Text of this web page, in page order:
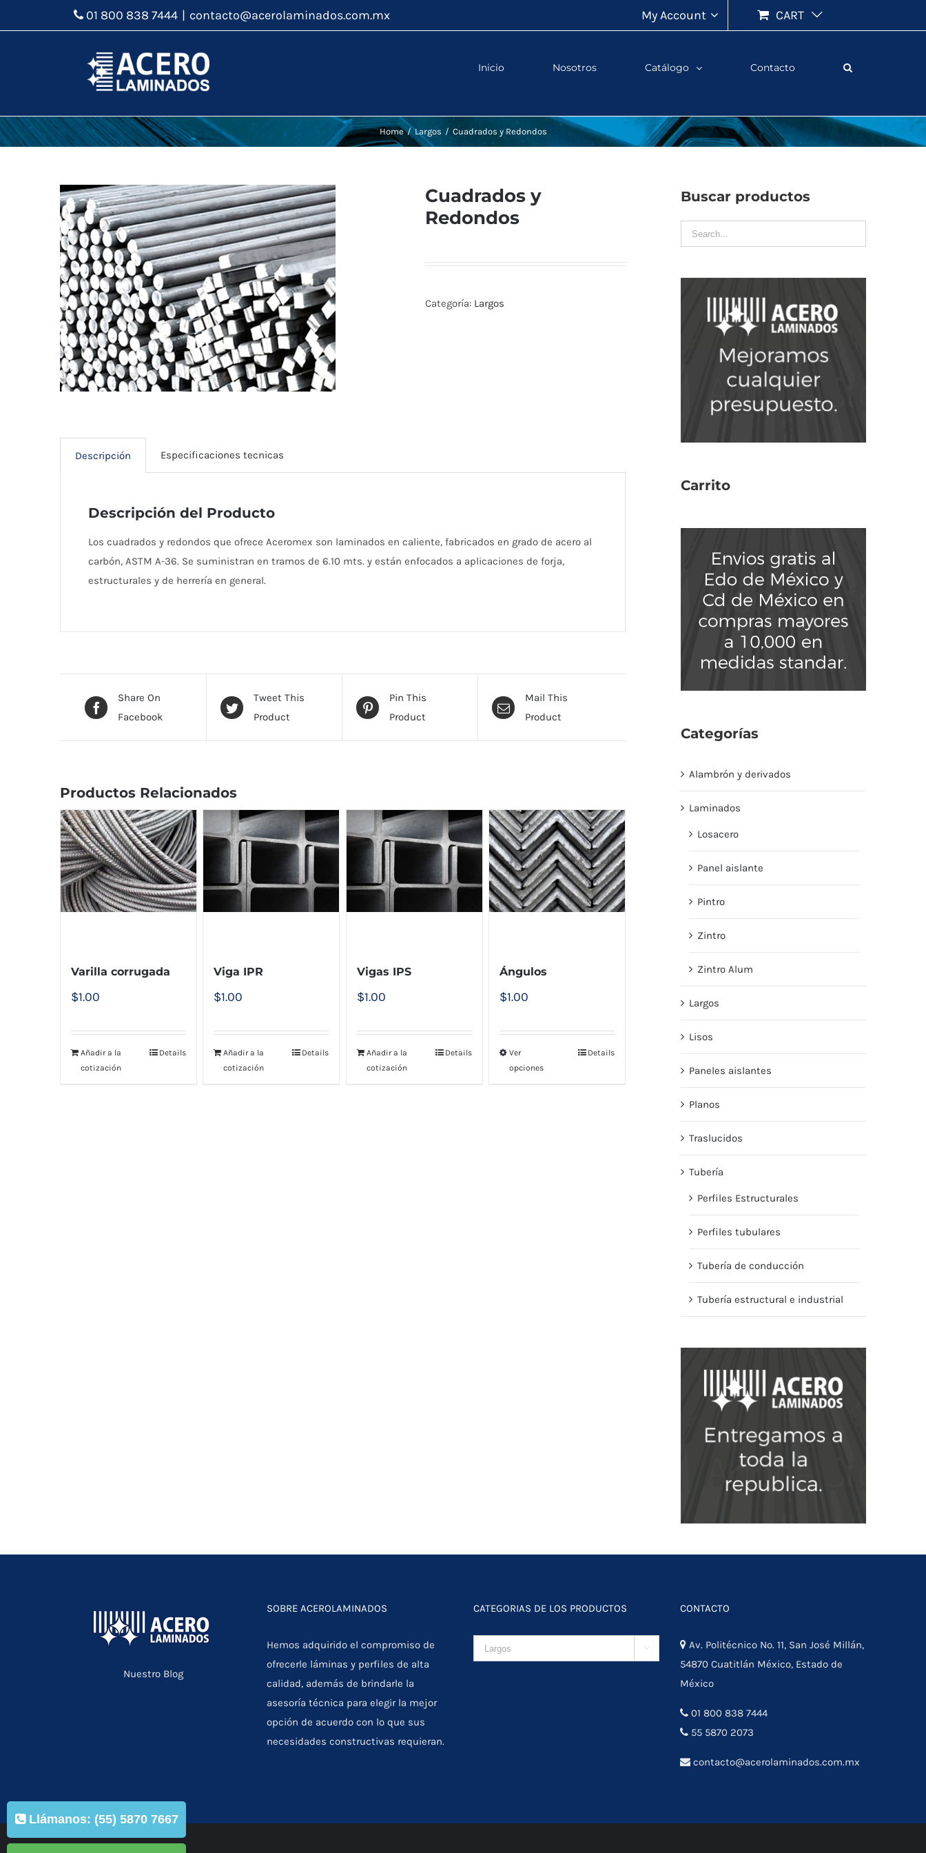
01 800 838 7444 | contacto@acerolaminados.com.mx My Account CART
Inicio Nosotros Catálogo Contacto
Home / Largos / Cuadrados y Redondos
Cuadrados y
Redondos
Categoría: Largos
Descripción Especificaciones tecnicas
Descripción del Producto
Los cuadrados y redondos que ofrece Aceromex son laminados en caliente, fabricados en grado de acero al
carbón, ASTM A-36. Se suministran en tramos de 6.10 mts. y están enfocados a aplicaciones de forja,
estructurales y de herrería en general.
Share On
Facebook
Tweet This
Product
Pin This
Product
Mail This
Product
Productos Relacionados
Varilla corrugada
$1.00
Añadir a la
cotización
Details
Viga IPR
$1.00
Añadir a la
cotización
Details
Vigas IPS
$1.00
Añadir a la
cotización
Details
Ángulos
$1.00
Ver
opciones
Details
Buscar productos
Carrito
Categorías
Alambrón y derivados
Laminados
Losacero
Panel aislante
Pintro
Zintro
Zintro Alum
Largos
Lisos
Paneles aislantes
Planos
Traslucidos
Tubería
Perfiles Estructurales
Perfiles tubulares
Tubería de conducción
Tubería estructural e industrial
Nuestro Blog
SOBRE ACEROLAMINADOS
Hemos adquirido el compromiso de
ofrecerle láminas y perfiles de alta
calidad, además de brindarle la
asesoría técnica para elegir la mejor
opción de acuerdo con lo que sus
necesidades constructivas requieran.
CATEGORIAS DE LOS PRODUCTOS

CONTACTO
Av. Politécnico No. 11, San José Millán,
54870 Cuatitlán México, Estado de
México
01 800 838 7444
55 5870 2073
contacto@acerolaminados.com.mx
Llámanos: (55) 5870 7667